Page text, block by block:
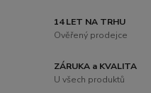
14 LET NA TRHU
Ověřený prodejce
ZÁRUKA a KVALITA
U všech produktů